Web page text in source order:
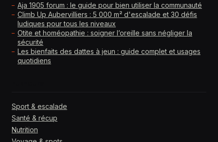
Aja 1905 forum : le guide pour bien utiliser la communauté
Climb Up Aubervilliers : 5 000 m² d'escalade et 30 défis
ludiques pour tous les niveaux
Otite et homéopathie : soigner l’oreille sans négliger la
sécurité
Les bienfaits des dattes à jeun : guide complet et usages
quotidiens
Sport & escalade
Santé & récup
Nutrition